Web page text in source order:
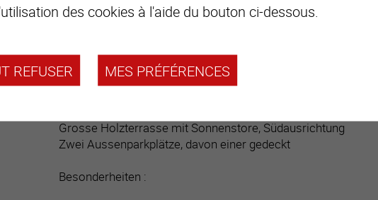
Dachgeschoss :
und eingerichtet werden kann
Grosse Holzterrasse mit Sonnenstore, Südausrichtung
Zwei Aussenparkplätze, davon einer gedeckt
Besonderheiten :
des cookies à l'aide du bouton ci-dessous.
REFUSER MES PRÉFÉRENCES